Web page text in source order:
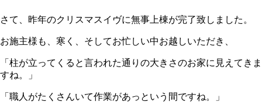
さて、昨年のクリスマスイヴに無事上棟が完了致しました。
お施主様も、寒く、そしてお忙しい中お越しいただき、
「柱が立ってくると言われた通りの大きさのお家に見えてきま
すね。」
「職人がたくさんいて作業があっという間ですね。」